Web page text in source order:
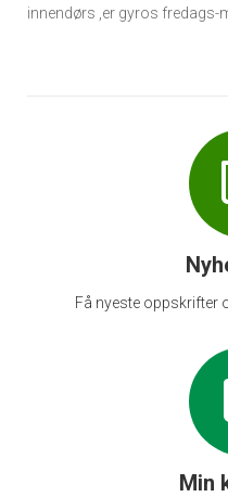
innendørs ,er gyros fredags-
Få nyeste oppskrifter
Min